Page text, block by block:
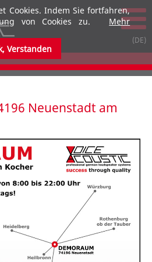
Neuenstadt am
Cookies. Indem Sie fortfahren,
von Cookies zu.
Mehr
Verstanden